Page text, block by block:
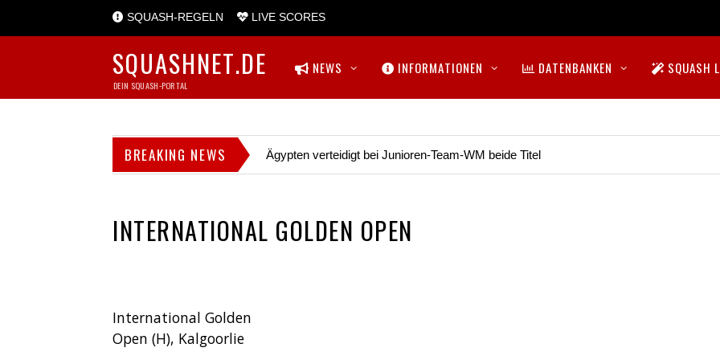
SQUASH-REGELN LIVE SCORES
SQUASHNET.DE
DEIN SQUASH-PORTAL
NEWS INFORMATIONEN DATENBANKEN SQUASH
BREAKING NEWS Ägypten verteidigt bei Junioren-Team-WM beide Titel
INTERNATIONAL GOLDEN OPEN
International Golden
Open (H), Kalgoorlie